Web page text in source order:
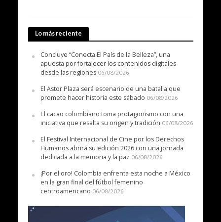
Lo más reciente
Concluye “Conecta El País de la Belleza”, una
apuesta por fortalecer los contenidos digitales
desde las regiones 06/08/2026
El Astor Plaza será escenario de una batalla que
promete hacer historia este sábado 06/08/2026
El cacao colombiano toma protagonismo con una
iniciativa que resalta su origen y tradición 06/08/2026
El Festival Internacional de Cine por los Derechos
Humanos abrirá su edición 2026 con una jornada
dedicada a la memoria y la paz 06/08/2026
¡Por el oro! Colombia enfrenta esta noche a México
en la gran final del fútbol femenino
centroamericano 06/08/2026